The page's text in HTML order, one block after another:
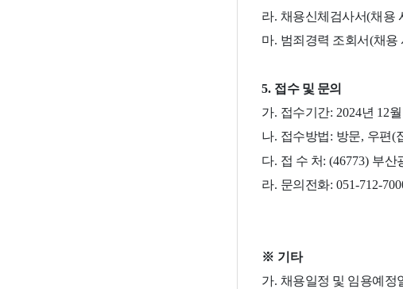
라. 채용신체검사서(채용
마. 범죄경력 조회서(채용
5. 접수 및 문의
가. 접수기간: 2024년 12월
나. 접수방법: 방문, 우편(
다. 접 수 처: (46773) 부산
라. 문의전화: 051-712-
※ 기타
가. 채용일정 및 임용예정